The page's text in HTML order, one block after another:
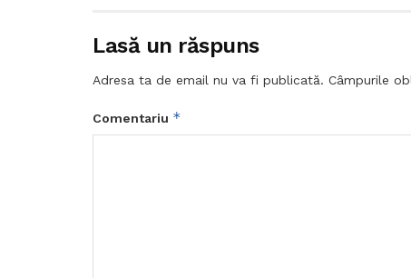
Lasă un răspuns
Adresa ta de email nu va fi publicată. Câmpurile
Comentariu *